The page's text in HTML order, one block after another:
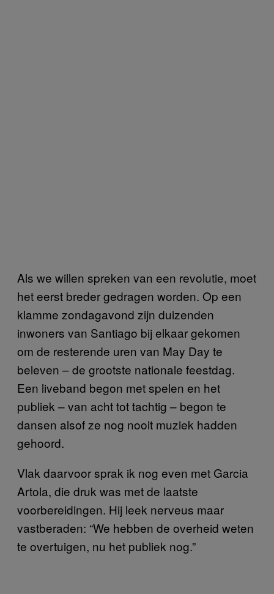
Als we willen spreken van een revolutie, moet
het eerst breder gedragen worden. Op een
klamme zondagavond zijn duizenden
inwoners van Santiago bij elkaar gekomen
om de resterende uren van May Day te
beleven – de grootste nationale feestdag.
Een liveband begon met spelen en het
publiek – van acht tot tachtig – begon te
dansen alsof ze nog nooit muziek hadden
gehoord.
Vlak daarvoor sprak ik nog even met Garcia
Artola, die druk was met de laatste
voorbereidingen. Hij leek nerveus maar
vastberaden: “We hebben de overheid weten
te overtuigen, nu het publiek nog.”